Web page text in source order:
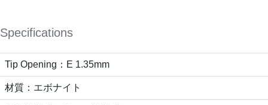
Specifications
Tip Opening：E 1.35mm
材質：エボナイト